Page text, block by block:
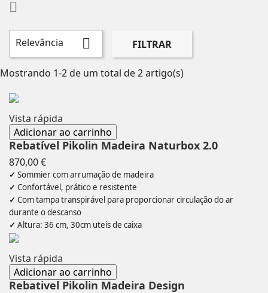

Relevância  FILTRAR
Mostrando 1-2 de um total de 2 artigo(s)
Vista rápida
Adicionar ao carrinho
Rebatível Pikolin Madeira Naturbox 2.0
870,00 €Preço
✓ Sommier com arrumação de madeira
✓ Confortável, prático e resistente
✓ Com tampa transpirável para proporcionar circulação do ar
durante o descanso
✓ Altura: 36 cm, 30cm uteis de caixa
Vista rápida
Adicionar ao carrinho
Rebativel Pikolin Madeira Design